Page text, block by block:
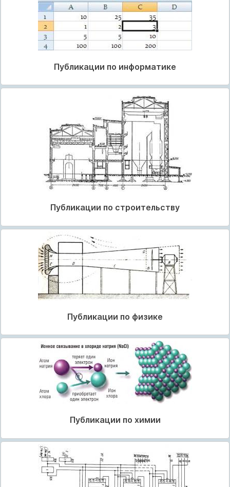
Публикации по информатике
Публикации по строительству
Публикации по физике
Публикации по химии